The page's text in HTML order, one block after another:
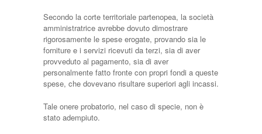
Secondo la corte territoriale partenopea, la società
amministratrice avrebbe dovuto dimostrare
rigorosamente le spese erogate, provando sia le
forniture e i servizi ricevuti da terzi, sia di aver
provveduto al pagamento, sia di aver
personalmente fatto fronte con propri fondi a queste
spese, che dovevano risultare superiori agli incassi.
Tale onere probatorio, nel caso di specie, non è
stato adempiuto.